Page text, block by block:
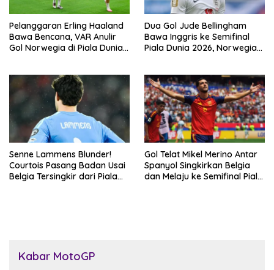
Pelanggaran Erling Haaland
Bawa Bencana, VAR Anulir
Gol Norwegia di Piala Dunia
Dua Gol Jude Bellingham
Bawa Inggris ke Semifinal
Piala Dunia 2026, Norwegia
Senne Lammens Blunder!
Courtois Pasang Badan Usai
Belgia Tersingkir dari Piala
Gol Telat Mikel Merino Antar
Spanyol Singkirkan Belgia
dan Melaju ke Semifinal Piala
Kabar MotoGP